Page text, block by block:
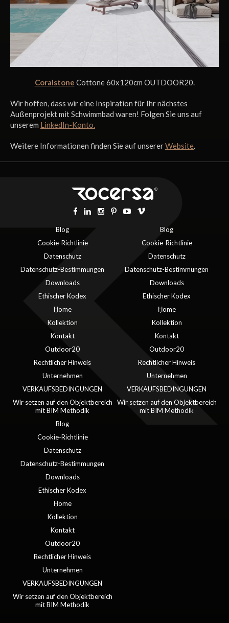
Coralstone Cottone 60x120cm OUTDOOR20.
Wir hoffen, dass wir eine Inspiration für Ihr nächstes
Außenprojekt mit Schwimmbad waren! Folgen Sie uns auf
unserem LinkedIn-Konto.
Weitere Informationen finden Sie auf unsererWebsite.
Blog
Cookie-Richtlinie
Datenschutz
Datenschutz-Bestimmungen
Downloads
Ethischer Kodex
Ḥome
Kollektion
Kontakt
Outdoor20
Rechtlicher Hinweis
Unternehmen
VERKAUFSBEDINGUNGEN
Wir setzen auf den Objektbereich
mit BIM Methodik
Blog
Cookie-Richtlinie
Datenschutz
Datenschutz-Bestimmungen
Downloads
Ethischer Kodex
Ḥome
Kollektion
Kontakt
Outdoor20
Rechtlicher Hinweis
Unternehmen
VERKAUFSBEDINGUNGEN
Wir setzen auf den Objektbereich
mit BIM Methodik
Blog
Cookie-Richtlinie
Datenschutz
Datenschutz-Bestimmungen
Downloads
Ethischer Kodex
Ḥome
Kollektion
Kontakt
Outdoor20
Rechtlicher Hinweis
Unternehmen
VERKAUFSBEDINGUNGEN
Wir setzen auf den Objektbereich
mit BIM Methodik